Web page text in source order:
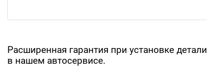
Расширенная гарантия при установке детали
в нашем автосервисе.